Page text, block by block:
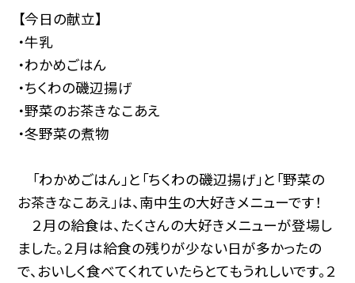
【今日の献立】
・牛乳
・わかめごはん
・ちくわの磯辺揚げ
・野菜のお茶きなこあえ
・冬野菜の煮物
「わかめごはん」と「ちくわの磯辺揚げ」と「野菜の
お茶きなこあえ」は、南中生の大好きメニューです！
２月の給食は、たくさんの大好きメニューが登場し
ました。２月は給食の残りが少ない日が多かったの
で、おいしく食べてくれていたらとてもうれしいです。２